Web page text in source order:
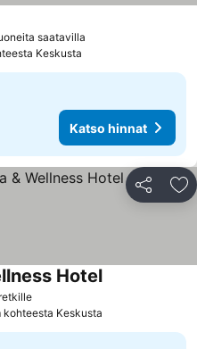
saatavilla
Keskusta
Katso hinnat
Jaa
Hotel
kohteesta Keskusta